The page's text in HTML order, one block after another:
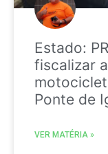
Estado:
fiscalizar
Ponte de
VER MATÉRIA »